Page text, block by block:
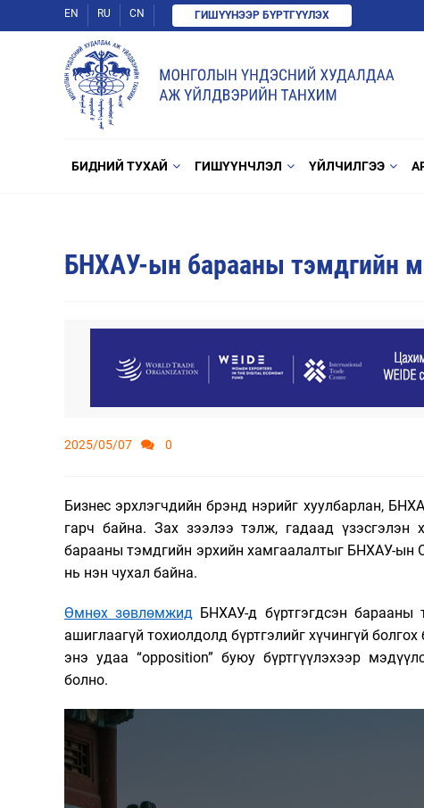
EN RU CN ГИШҮҮНЭЭР БҮРТГҮҮЛЭХ
БИДНИЙ ТУХАЙ ГИШҮҮНЧЛЭЛ ҮЙЛЧИЛГЭЭ
БНХАУ-ын барааны тэмдгийн
2025/05/07 0
Бизнес эрхлэгчдийн брэнд нэрийг хуулбарлан,
гарч байна. Зах зээлээ тэлж, гадаад
барааны тэмдгийн эрхийн хамгаалалтыг БНХАУ-ын
нь нэн чухал байна.
Өмнөх зөвлөмжид БНХАУ-д бүртгэгдсэн барааны
ашиглаагүй тохиолдолд бүртгэлийг хүчингүй болгох
энэ удаа “opposition” буюу бүртгүүлэхээр
болно.